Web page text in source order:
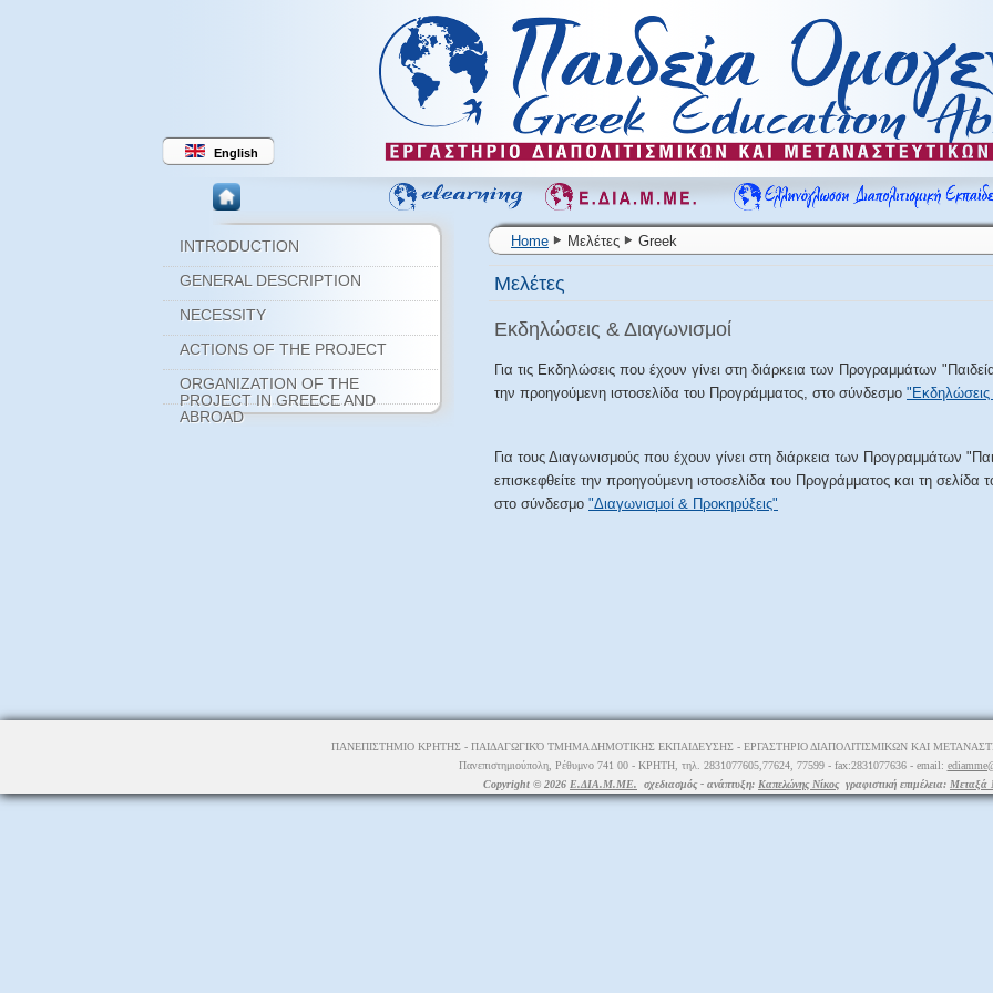
English
INTRODUCTION
GENERAL DESCRIPTION
NECESSITY
ACTIONS OF THE PROJECT
ORGANIZATION OF THE
PROJECT IN GREECE AND
ABROAD
Home Μελέτες Greek
Μελέτες
Εκδηλώσεις & Διαγωνισμοί
Για τις Εκδηλώσεις που έχουν γίνει στη διάρκεια των Προγραμμάτων
την προηγούμενη ιστοσελίδα του Προγράμματος, στο σύνδεσμο "Εκδηλώσεις
Για τους Διαγωνισμούς που έχουν γίνει στη διάρκεια των Προγραμμάτων
επισκεφθείτε την προηγούμενη ιστοσελίδα του Προγράμματος και τη σελίδα
στο σύνδεσμο "Διαγωνισμοί & Προκηρύξεις"
ΠΑΝΕΠΙΣΤΗΜΙΟ ΚΡΗΤΗΣ - ΠΑΙΔΑΓΩΓΙΚΌ ΤΜΗΜΑ ΔΗΜΟΤΙΚΗΣ ΕΚΠΑΙΔΕΥΣΗΣ - ΕΡΓΑΣΤΗΡΙΟ ΔΙΑΠΟΛΙΤΙΣΜΙΚΩΝ ΚΑΙ
Πανεπιστημιούπολη, Ρέθυμνο 741 00 - ΚΡΗΤΗ, τηλ. 2831077605,77624, 77599 - fax:2831077636 - email:
Copyright © 2026 Ε.ΔΙΑ.Μ.ΜΕ. σχεδιασμός - ανάπτυξη: Καπελώνης Νίκοςγραφιστική επιμέλεια: Μεταξά